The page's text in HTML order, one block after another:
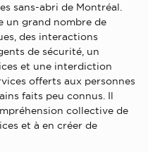
sans-abri de Montréal.
un grand nombre de
des interactions
de sécurité, un
et une interdiction
offerts aux personnes
faits peu connus. Il
collective de
et à en créer de